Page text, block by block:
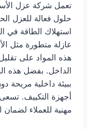
تعمل شركة عزل
حلول فعالة للعزل
استهلاك الطاقة في
عازلة متطورة مثل
هذه المواد على
الداخل. بفضل هذه
ببيئة داخلية مريحة
أجهزة التكييف.
مهنية للعملاء